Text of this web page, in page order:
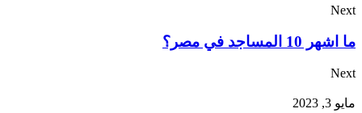
Next
ما اشهر 10 المساجد في مصر؟
Next
مايو 3, 2023